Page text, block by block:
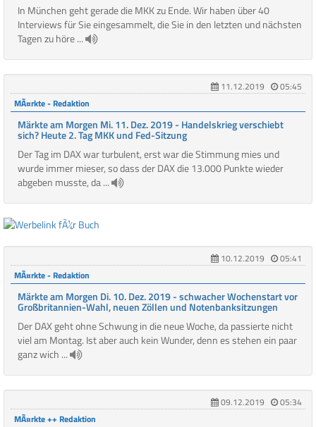
In München geht gerade die MKK zu Ende. Wir haben über 40
Interviews für Sie eingesammelt, die Sie in den letzten und nächsten
Tagen zu höre ...
11.12.2019
05:45
MÃ¤rkte - Redaktion
Märkte am Morgen Mi. 11. Dez. 2019 - Handelskrieg verschiebt
sich? Heute 2. Tag MKK und Fed-Sitzung
Der Tag im DAX war turbulent, erst war die Stimmung mies und
wurde immer mieser, so dass der DAX die 13.000 Punkte wieder
abgeben musste, da ...
10.12.2019
05:41
MÃ¤rkte - Redaktion
Märkte am Morgen Di. 10. Dez. 2019 - schwacher Wochenstart vor
Großbritannien-Wahl, neuen Zöllen und Notenbanksitzungen
Der DAX geht ohne Schwung in die neue Woche, da passierte nicht
viel am Montag. Ist aber auch kein Wunder, denn es stehen ein paar
ganz wich ...
09.12.2019
05:34
MÃ¤rkte ++ Redaktion